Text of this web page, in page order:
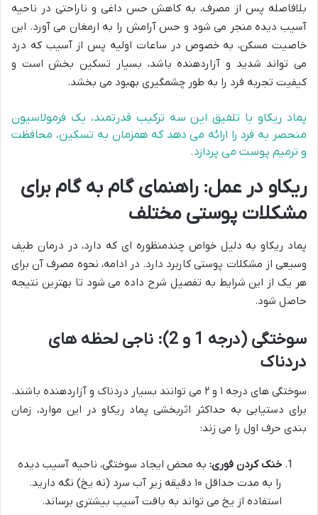
بلافاصله پس از مصرف، به کاهش حس داغی و ناراحتی در ناحیه
آسیب دیده منجر می شود و حس آرامش را به ارمغان می آورد. این
خاصیت مسکن، به خصوص در ساعات اولیه پس از آسیب که درد
می تواند شدید و آزاردهنده باشد، بسیار تسکین بخش است و
کیفیت تجربه فرد را به طور چشمگیری بهبود می بخشد.
پماد ریکاو با تلفیق این سه ترکیب قدرتمند، یک فرمولاسیون
منحصر به فرد را ارائه می دهد که همزمان به تسکین، محافظت
و ترمیم پوست می پردازد.
ریکاو در عمل: راهنمای گام به گام برای
مشکلات پوستی مختلف
پماد ریکاو به دلیل خواص چندمنظوره ای که دارد، در درمان طیف
وسیعی از مشکلات پوستی کاربرد دارد. در ادامه، نحوه مصرف آن برای
هر یک از این شرایط به تفصیل شرح داده می شود تا بهترین نتیجه
حاصل شود.
سوختگی (درجه 1 و 2): ناجی لحظه های
دردناک
سوختگی های درجه ۱ و ۲ می توانند بسیار دردناک و آزاردهنده باشند.
برای دستیابی به حداکثر اثربخشی پماد ریکاو در این موارد، زمان
بندی حرف اول را می زند:
خنک کردن فوری: به محض ایجاد سوختگی، ناحیه آسیب دیده
را به مدت حداقل ۱۰ دقیقه زیر آب سرد (نه یخ) نگه دارید.
استفاده از یخ می تواند به بافت آسیب بیشتری برساند.